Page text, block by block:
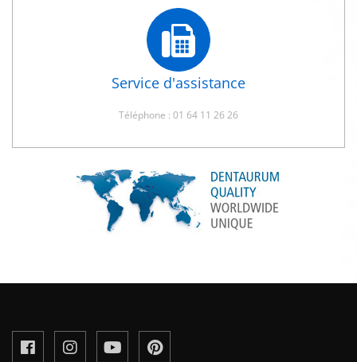
Service d'assistance
Téléphone : 01 64 11 26 26